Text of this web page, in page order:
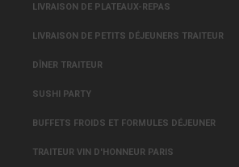
LIVRAISON DE PLATEAUX-REPAS
LIVRAISON DE PETITS DÉJEUNERS TRAITEUR
DÎNER TRAITEUR
SUSHI PARTY
BUFFETS FROIDS ET FORMULES DÉJEUNER
TRAITEUR VIN D'HONNEUR PARIS